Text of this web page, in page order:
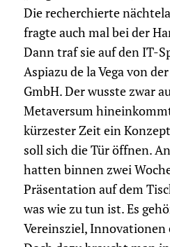
Die recherchierte
fragte auch mal bei der
Dann traf sie auf den IT-
Aspiazu de la Vega von
GmbH. Der wusste zwar
Metaversum
kürzester Zeit ein
soll sich die Tür öffnen.
hatten binnen zwei
Präsentation auf dem
was wie zu tun ist. Es
Vereinsziel, Innovationen